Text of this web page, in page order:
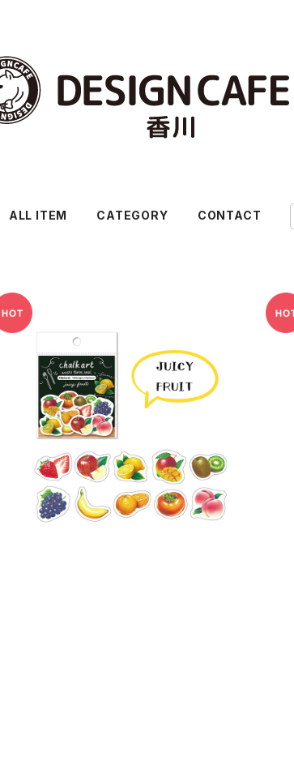
ALL ITEM CATEGORY CONTACT
アトリエリモンチェッロ フレークシール
¥550